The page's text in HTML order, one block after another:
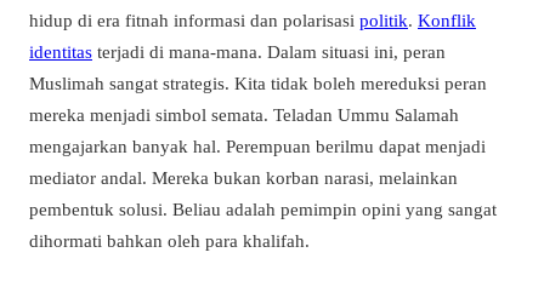
hidup di era fitnah informasi dan polarisasi politik. Konflik
identitas terjadi di mana-mana. Dalam situasi ini, peran
Muslimah sangat strategis. Kita tidak boleh mereduksi peran
mereka menjadi simbol semata. Teladan Ummu Salamah
mengajarkan banyak hal. Perempuan berilmu dapat menjadi
mediator andal. Mereka bukan korban narasi, melainkan
pembentuk solusi. Beliau adalah pemimpin opini yang sangat
dihormati bahkan oleh para khalifah.